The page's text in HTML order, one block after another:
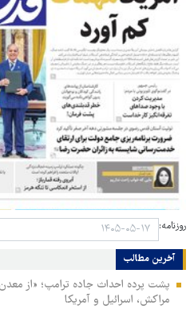
روزنامه:
آخرین مطالب
پشت پرده احداث جاده ترامپ؛ «از
مراکش، اسرائیل و آمریکا